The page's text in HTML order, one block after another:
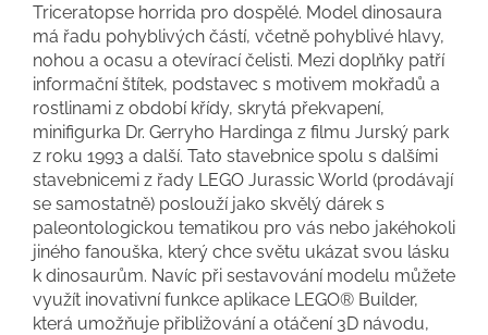
Triceratopse horrida pro dospělé. Model dinosaura
má řadu pohyblivých částí, včetně pohyblivé hlavy,
nohou a ocasu a otevírací čelisti. Mezi doplňky patří
informační štítek, podstavec s motivem mokřadů a
rostlinami z období křídy, skrytá překvapení,
minifigurka Dr. Gerryho Hardinga z filmu Jurský park
z roku 1993 a další. Tato stavebnice spolu s dalšími
stavebnicemi z řady LEGO Jurassic World (prodávají
se samostatně) poslouží jako skvělý dárek s
paleontologickou tematikou pro vás nebo jakéhokoli
jiného fanouška, který chce světu ukázat svou lásku
k dinosaurům. Navíc při sestavování modelu můžete
využít inovativní funkce aplikace LEGO® Builder,
která umožňuje přibližování a otáčení 3D návodu,